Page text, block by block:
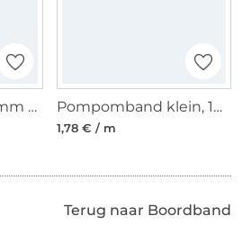
Pailettenband 10 mm zwart Pompomband klein, 10 mm, rood
1,78 € / m
Terug naar Boordband